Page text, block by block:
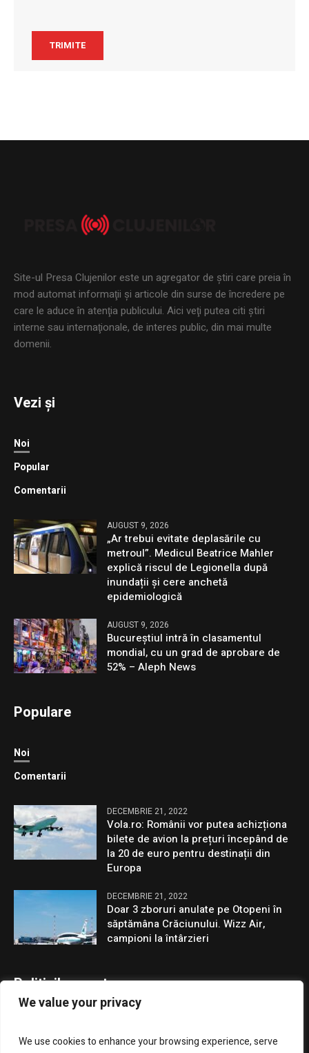
We value your privacy
We use cookies to enhance your browsing experience, serve
Site-ul Presa Clujenilor este un agregator de ştiri care preia în
mod automat informaţii şi articole din surse de încredere pe
care le aduce în atenţia publicului. Aici veţi putea citi ştiri
interne sau internaţionale, de interes public, din mai multe
domenii.
Vezi și
Noi
Popular
Comentarii
AUGUST 9, 2026
„Ar trebui evitate deplasările cu
metroul”. Medicul Beatrice Mahler
explică riscul de Legionella după
inundații și cere anchetă
epidemiologică
AUGUST 9, 2026
Bucureștiul intră în clasamentul
mondial, cu un grad de aprobare de
52% – Aleph News
Populare
Noi
Comentarii
DECEMBRIE 21, 2022
Vola.ro: Românii vor putea achizționa
bilete de avion la prețuri începând de
la 20 de euro pentru destinații din
Europa
DECEMBRIE 21, 2022
Doar 3 zboruri anulate pe Otopeni în
săptămâna Crăciunului. Wizz Air,
campioni la întârzieri
Politicile noastre